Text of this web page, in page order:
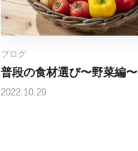
ブログ
普段の食材選び〜野菜編〜
2022.10.29